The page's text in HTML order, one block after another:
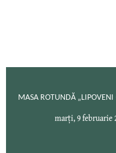
MASA ROTUNDĂ „LIPOVENI
marți, 9 februarie